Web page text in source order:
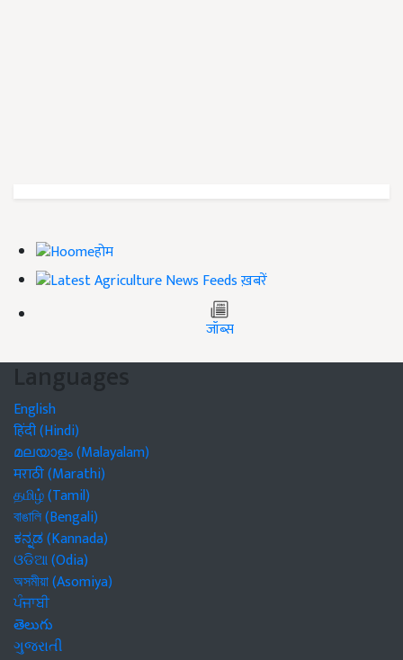
होम
ख़बरें
जॉब्स
Languages
English
हिंदी (Hindi)
മലയാളം (Malayalam)
मराठी (Marathi)
தமிழ் (Tamil)
বাঙালি (Bengali)
ಕನ್ನಡ (Kannada)
ଓଡିଆ (Odia)
অসমীয়া (Asomiya)
ਪੰਜਾਬੀ
తెలుగు
ગુજરાતી